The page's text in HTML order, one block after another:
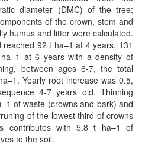
diameter (DMC) of the tree;
of the crown, stem and
humus and litter were calculated.
92 t ha–1 at 4 years, 131
at 6 years with a density of
between ages 6-7, the total
Yearly root increase was 0.5,
4-7 years old. Thinning
of waste (crowns and bark) and
of the lowest third of crowns
contributes with 5.8 t ha–1 of
to the soil.